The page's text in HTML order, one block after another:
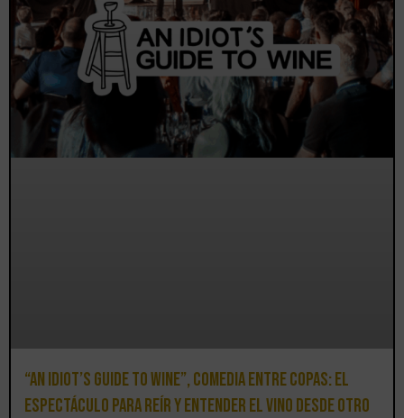
“An Idiot’s Guide to Wine”, comedia entre copas: el
espectáculo para reír y entender el vino desde otro